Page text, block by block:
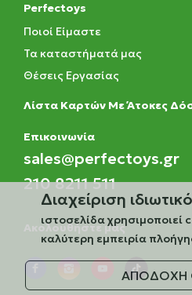
Perfectoys
Ποιοί Είμαστε
Τα καταστήματά μας
Θέσεις Εργασίας
Λίστα Καρτών Με Άτοκες
Eπικοινωνία
sales@perfectoys.gr
210 8211 511
Ακολουθήστε μας
Διαχείριση
ιστοσελίδα χρησιμοποιεί
καλύτερη εμπειρία
ΑΠΟΔΟΧΗ